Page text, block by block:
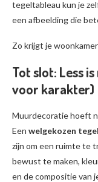
tegeltableau kun je
een afbeelding die
Zo krijgt je
Tot slot: Less
voor karakter)
Muurdecoratie hoeft
Een welgekozen
zijn om een ruimte te
bewust te maken,
en de compositie van